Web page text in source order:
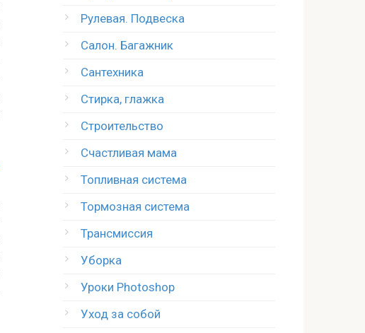
Рулевая. Подвеска
Салон. Багажник
Сантехника
Стирка, глажка
Строительство
Счастливая мама
Топливная система
Тормозная система
Трансмиссия
Уборка
Уроки Photoshop
Уход за собой